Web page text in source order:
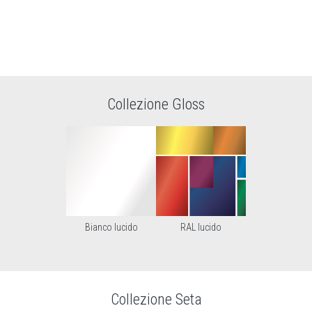
Collezione Gloss
Bianco lucido RAL lucido
Collezione Seta